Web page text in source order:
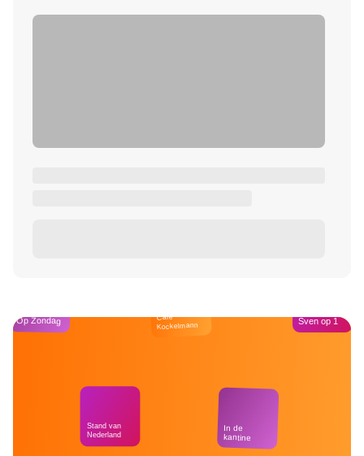
Op Zondag
Stand van
Nederland
Café
Kockelmann
In de
kantine
Sven op 1